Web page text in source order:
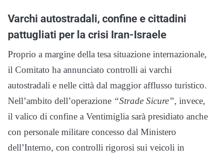
Varchi autostradali, confine e cittadini
pattugliati per la crisi Iran-Israele
Proprio a margine della tesa situazione internazionale,
il Comitato ha annunciato controlli ai varchi
autostradali e nelle città dal maggior afflusso turistico.
Nell’ambito dell’operazione “Strade Sicure”, invece,
il valico di confine a Ventimiglia sarà presidiato anche
con personale militare concesso dal Ministero
dell’Interno, con controlli rigorosi sui veicoli in